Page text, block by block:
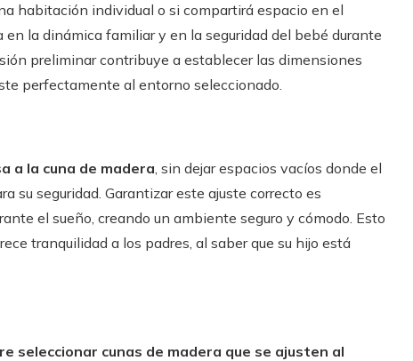
habitación individual o si compartirá espacio en el
la dinámica familiar y en la seguridad del bebé durante
preliminar contribuye a establecer las dimensiones
perfectamente al entorno seleccionado.
a la cuna de madera, sin dejar espacios vacíos donde el
su seguridad. Garantizar este ajuste correcto es
el sueño, creando un ambiente seguro y cómodo. Esto
tranquilidad a los padres, al saber que su hijo está
seleccionar cunas de madera que se ajusten al